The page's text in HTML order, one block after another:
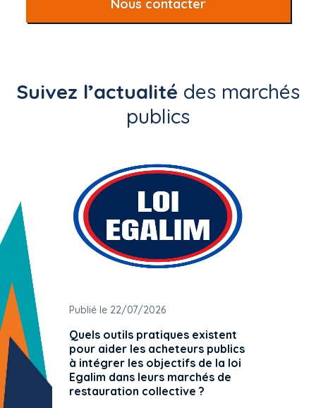
Nous contacter
Suivez l’actualité des marchés
publics
Publié le 22/07/2026
Quels outils pratiques existent
pour aider les acheteurs publics
à intégrer les objectifs de la loi
Egalim dans leurs marchés de
restauration collective ?